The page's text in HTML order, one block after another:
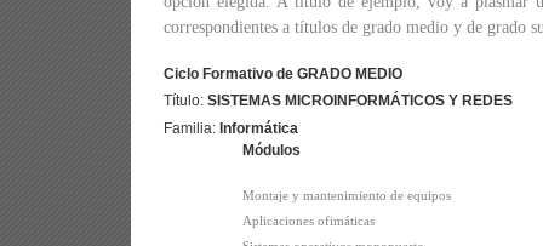
correspondientes a títulos de grado medio y de grado
Ciclo Formativo de GRADO MEDIO
Título: SISTEMAS MICROINFORMÁTICOS Y REDES
Familia: Informática
Módulos
Montaje y mantenimiento de equipos
Aplicaciones ofimáticas